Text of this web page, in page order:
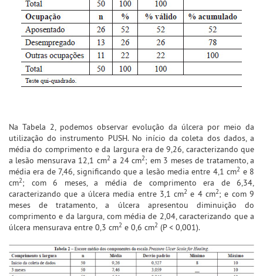
Na Tabela 2, podemos observar evolução da úlcera por meio da
utilização do instrumento PUSH. No início da coleta dos dados, a
média do comprimento e da largura era de 9,26, caracterizando que
a lesão mensurava 12,1 cm2 a 24 cm2; em 3 meses de tratamento, a
média era de 7,46, significando que a lesão media entre 4,1 cm2 e 8
cm2; com 6 meses, a média de comprimento era de 6,34,
caracterizando que a úlcera media entre 3,1 cm2 e 4 cm2; e com 9
meses de tratamento, a úlcera apresentou diminuição do
comprimento e da largura, com média de 2,04, caracterizando que a
úlcera mensurava entre 0,3 cm2 e 0,6 cm2 (P < 0,001).